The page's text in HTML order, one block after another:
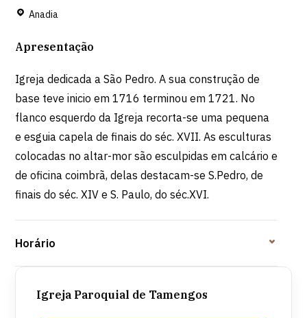
Anadia
Apresentação
Igreja dedicada a São Pedro. A sua construção de
base teve inicio em 1716 terminou em 1721. No
flanco esquerdo da Igreja recorta-se uma pequena
e esguia capela de finais do séc. XVII. As esculturas
colocadas no altar-mor são esculpidas em calcário e
de oficina coimbrã, delas destacam-se S.Pedro, de
finais do séc. XIV e S. Paulo, do séc.XVI.
Horário
Igreja Paroquial de Tamengos